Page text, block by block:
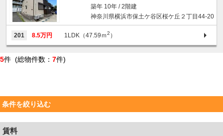
築年 10年 / 2階建
神奈川県横浜市保土ケ谷区桜ケ丘２丁目44-20
201 8.5万円 1LDK（47.59ｍ2 ）
5件 (総物件数： 7件)
条件を絞り込む
賃料